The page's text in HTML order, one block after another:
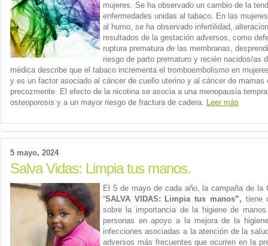
mujeres. Se ha observado un cambio de la
enfermedades unidas al tabaco. En las
al humo, se ha observado infertilidad,
resultados de la gestación adversos, como
ruptura prematura de las membranas,
riesgo de parto prematuro y recién nacidos/as
médica describe que el tabaco incrementa el tromboembolismo en
y es un factor asociado al cáncer de cuello uterino y al cáncer de mamas
precozmente. El efecto de la nicotina se asocia a una menopausia
osteoporosis y a un mayor riesgo de fractura de cadera. Leer más
5 mayo, 2024
Salva Vidas: Limpia tus manos.
El 5 de mayo de cada año, la campaña de la
“SALVA VIDAS: Limpia tus manos”, tiene
sobre la importancia de la higiene de
personas en apoyo a la mejora de la
infecciones asociadas a la atención de la
adversos más frecuentes que ocurren en la